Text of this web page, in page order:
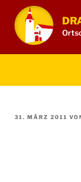
Inhalt
springen
VERÖFFENTLICHT
31. MÄRZ 2011